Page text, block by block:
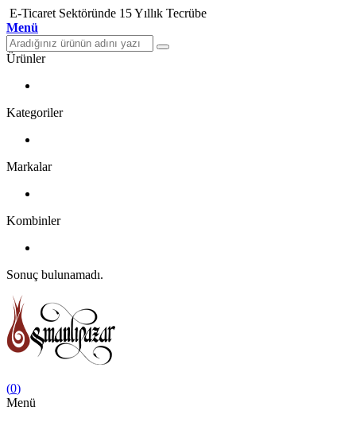
E-Ticaret Sektöründe 15 Yıllık Tecrübe
Menü
Ürünler
Kategoriler
Markalar
Kombinler
Sonuç bulunamadı.
(0)
Menü